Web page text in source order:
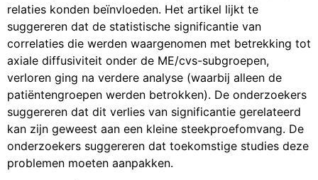
relaties konden beïnvloeden. Het artikel lijkt te
suggereren dat de statistische significantie van
correlaties die werden waargenomen met betrekking tot
axiale diffusiviteit onder de ME/cvs-subgroepen,
verloren ging na verdere analyse (waarbij alleen de
patiëntengroepen werden betrokken). De onderzoekers
suggereren dat dit verlies van significantie gerelateerd
kan zijn geweest aan een kleine steekproefomvang. De
onderzoekers suggereren dat toekomstige studies deze
problemen moeten aanpakken.